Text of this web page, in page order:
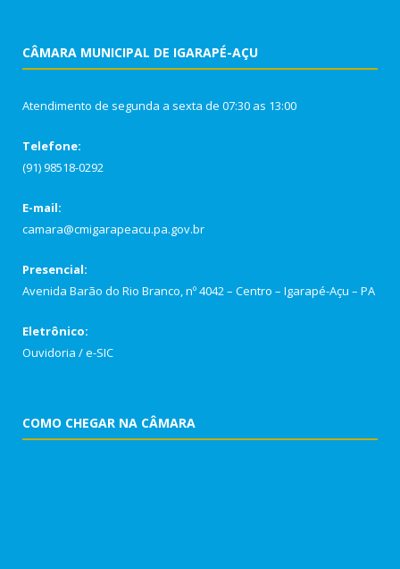
CÂMARA MUNICIPAL DE IGARAPÉ-AÇU
Atendimento de segunda a sexta de 07:30 as 13:00
Telefone:
(91) 98518-0292
E-mail:
camara@cmigarapeacu.pa.gov.br
Presencial:
Avenida Barão do Rio Branco, nº 4042 – Centro – Igarapé-Açu – PA
Eletrônico:
Ouvidoria /e-SIC
COMO CHEGAR NA CÂMARA